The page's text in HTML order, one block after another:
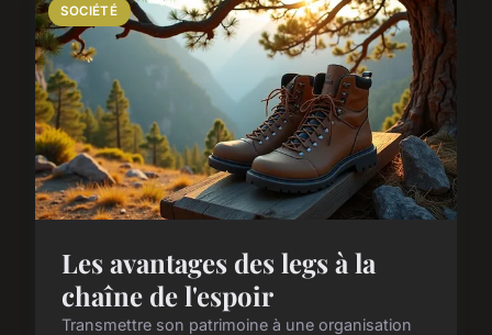
SOCIÉTÉ
Les avantages des legs à la
chaîne de l'espoir
Transmettre son patrimoine à une organisation